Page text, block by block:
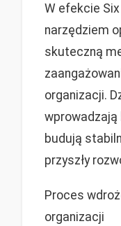
W efekcie
narzędziem
skuteczną
organizacji.
wprowadzają
budują
przyszły
Proces
organizacji